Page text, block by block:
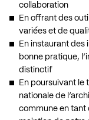
collaboration
En offrant des
variées et de
En instaurant des
bonne pratique,
distinctif
En poursuivant le
nationale de
commune en tant